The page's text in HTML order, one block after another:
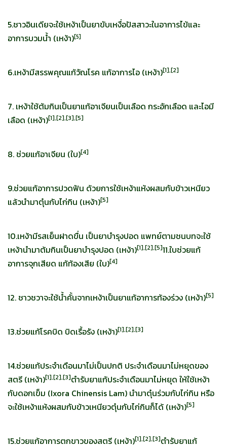
5.ชาวอินเดียจะใช้เหง้าเป็นยาขับเหงื่อปัสสาวะในอาการไข้และ
อาการบวมน้ำ (เหง้า)[5]
6.เหง้ามีสรรพคุณแก้วัณโรค แก้อาการไอ (เหง้า)[1],[2]
7. เหง้าใช้ต้มกินเป็นยาแก้อาเจียนเป็นเลือด กระอักเลือด และไอมี
เลือด (เหง้า)[1],[2],[3],[5]
8. ช่วยแก้อาเจียน (ใบ)[4]
9.ช่วยแก้อาการปวดฟัน ด้วยการใช้เหง้าแห้งผสมกับข้าวเหนียว
แล้วนำมาตุ๋นกับไก่กิน (เหง้า)[5]
10.เหง้ามีรสเย็นฝาดขื่น เป็นยาบำรุงปอด แพทย์ตามชนบทจะใช้
เหง้านำมาต้มกินเป็นยาบำรุงปอด (เหง้า)[1],[2],[5]11.ใบช่วยแก้
อาการจุกเสียด แก้ท้องเสีย (ใบ)[4]
12. ชาวชวาจะใช้น้ำคั้นจากเหง้าเป็นยาแก้อาการท้องร่วง (เหง้า)[5]
13.ช่วยแก้โรคบิด บิดเรื้อรัง (เหง้า)[1],[2],[3]
14.ช่วยแก้ประจำเดือนมาไม่เป็นปกติ ประจำเดือนมาไม่หยุดของ
สตรี (เหง้า)[1],[2],[3]ตำรับยาแก้ประจำเดือนมาไม่หยุด ให้ใช้เหง้า
กับดอกเข็ม (Ixora Chinensis Lam) นำมาตุ๋นร่วมกับไก่กิน หรือ
จะใช้เหง้าแห้งผสมกับข้าวเหนียวตุ๋นกับไก่กินก็ได้ (เหง้า)[5]
15.ช่วยแก้อาการตกขาวของสตรี (เหง้า)[1],[2],[3]ตำรับยาแก้